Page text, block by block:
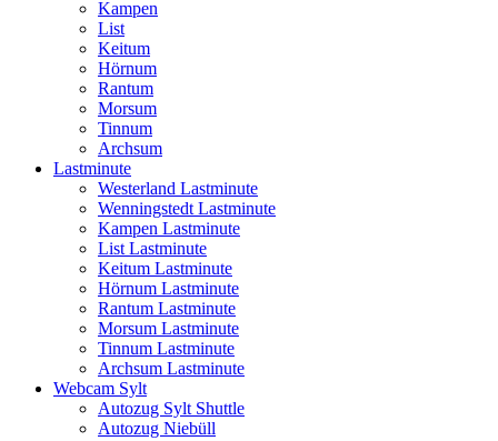
Kampen
List
Keitum
Hörnum
Rantum
Morsum
Tinnum
Archsum
Lastminute
Westerland Lastminute
Wenningstedt Lastminute
Kampen Lastminute
List Lastminute
Keitum Lastminute
Hörnum Lastminute
Rantum Lastminute
Morsum Lastminute
Tinnum Lastminute
Archsum Lastminute
Webcam Sylt
Autozug Sylt Shuttle
Autozug Niebüll